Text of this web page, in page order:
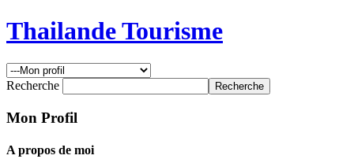
Thailande Tourisme
Recherche
Mon Profil
A propos de moi